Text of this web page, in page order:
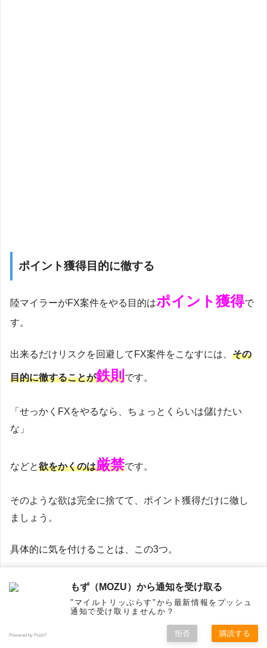
ポイント獲得目的に徹する
陸マイラーがFX案件をやる目的はポイント獲得で
す。
出来るだけリスクを回避してFX案件をこなすには、 その
目的に徹することが鉄則です。
「せっかくFXをやるなら、ちょっとくらいは儲けたい
な」
などと欲をかくのは厳禁です。
そのような欲は完全に捨てて、ポイント獲得だけに徹し
ましょう。
具体的に気を付けることは、この3つ。
リスク回避の鉄則
ポイント獲得条件が「なるべく少ない取引量」になっ
ている条件を選ぶ
ポジションは即座に決済し、指定された取引量を短時
ホーム メニュー トップ
もず（MOZU）から通知を受け取る
"マイルトリッぷらす"から最新情報をプッシュ
通知で受け取りませんか？
Powered by Push7 拒否 購読する